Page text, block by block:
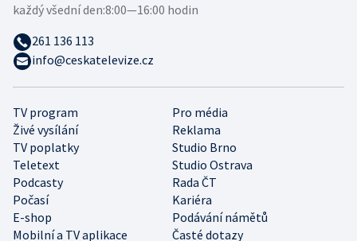
TV program
Pro média
Živé vysílání
Reklama
TV poplatky
Studio Brno
Teletext
Studio Ostrava
Podcasty
Rada ČT
Počasí
Kariéra
E-shop
Podávání námětů
Mobilní a TV aplikace
Časté dotazy
každý všední den:8:00—16:00 hodin
261 136 113
info@ceskatelevize.cz